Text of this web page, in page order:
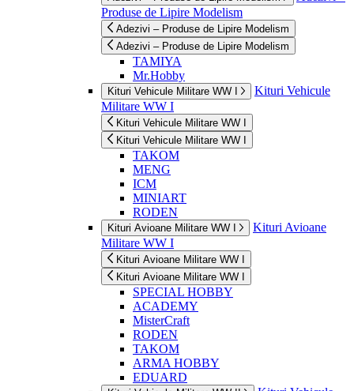
Produse de Lipire Modelism
Adezivi – Produse de Lipire Modelism
Adezivi – Produse de Lipire Modelism
TAMIYA
Mr.Hobby
Kituri Vehicule Militare WW I
Kituri Vehicule
Militare WW I
Kituri Vehicule Militare WW I
Kituri Vehicule Militare WW I
TAKOM
MENG
ICM
MINIART
RODEN
Kituri Avioane Militare WW I
Kituri Avioane
Militare WW I
Kituri Avioane Militare WW I
Kituri Avioane Militare WW I
SPECIAL HOBBY
ACADEMY
MisterCraft
RODEN
TAKOM
ARMA HOBBY
EDUARD